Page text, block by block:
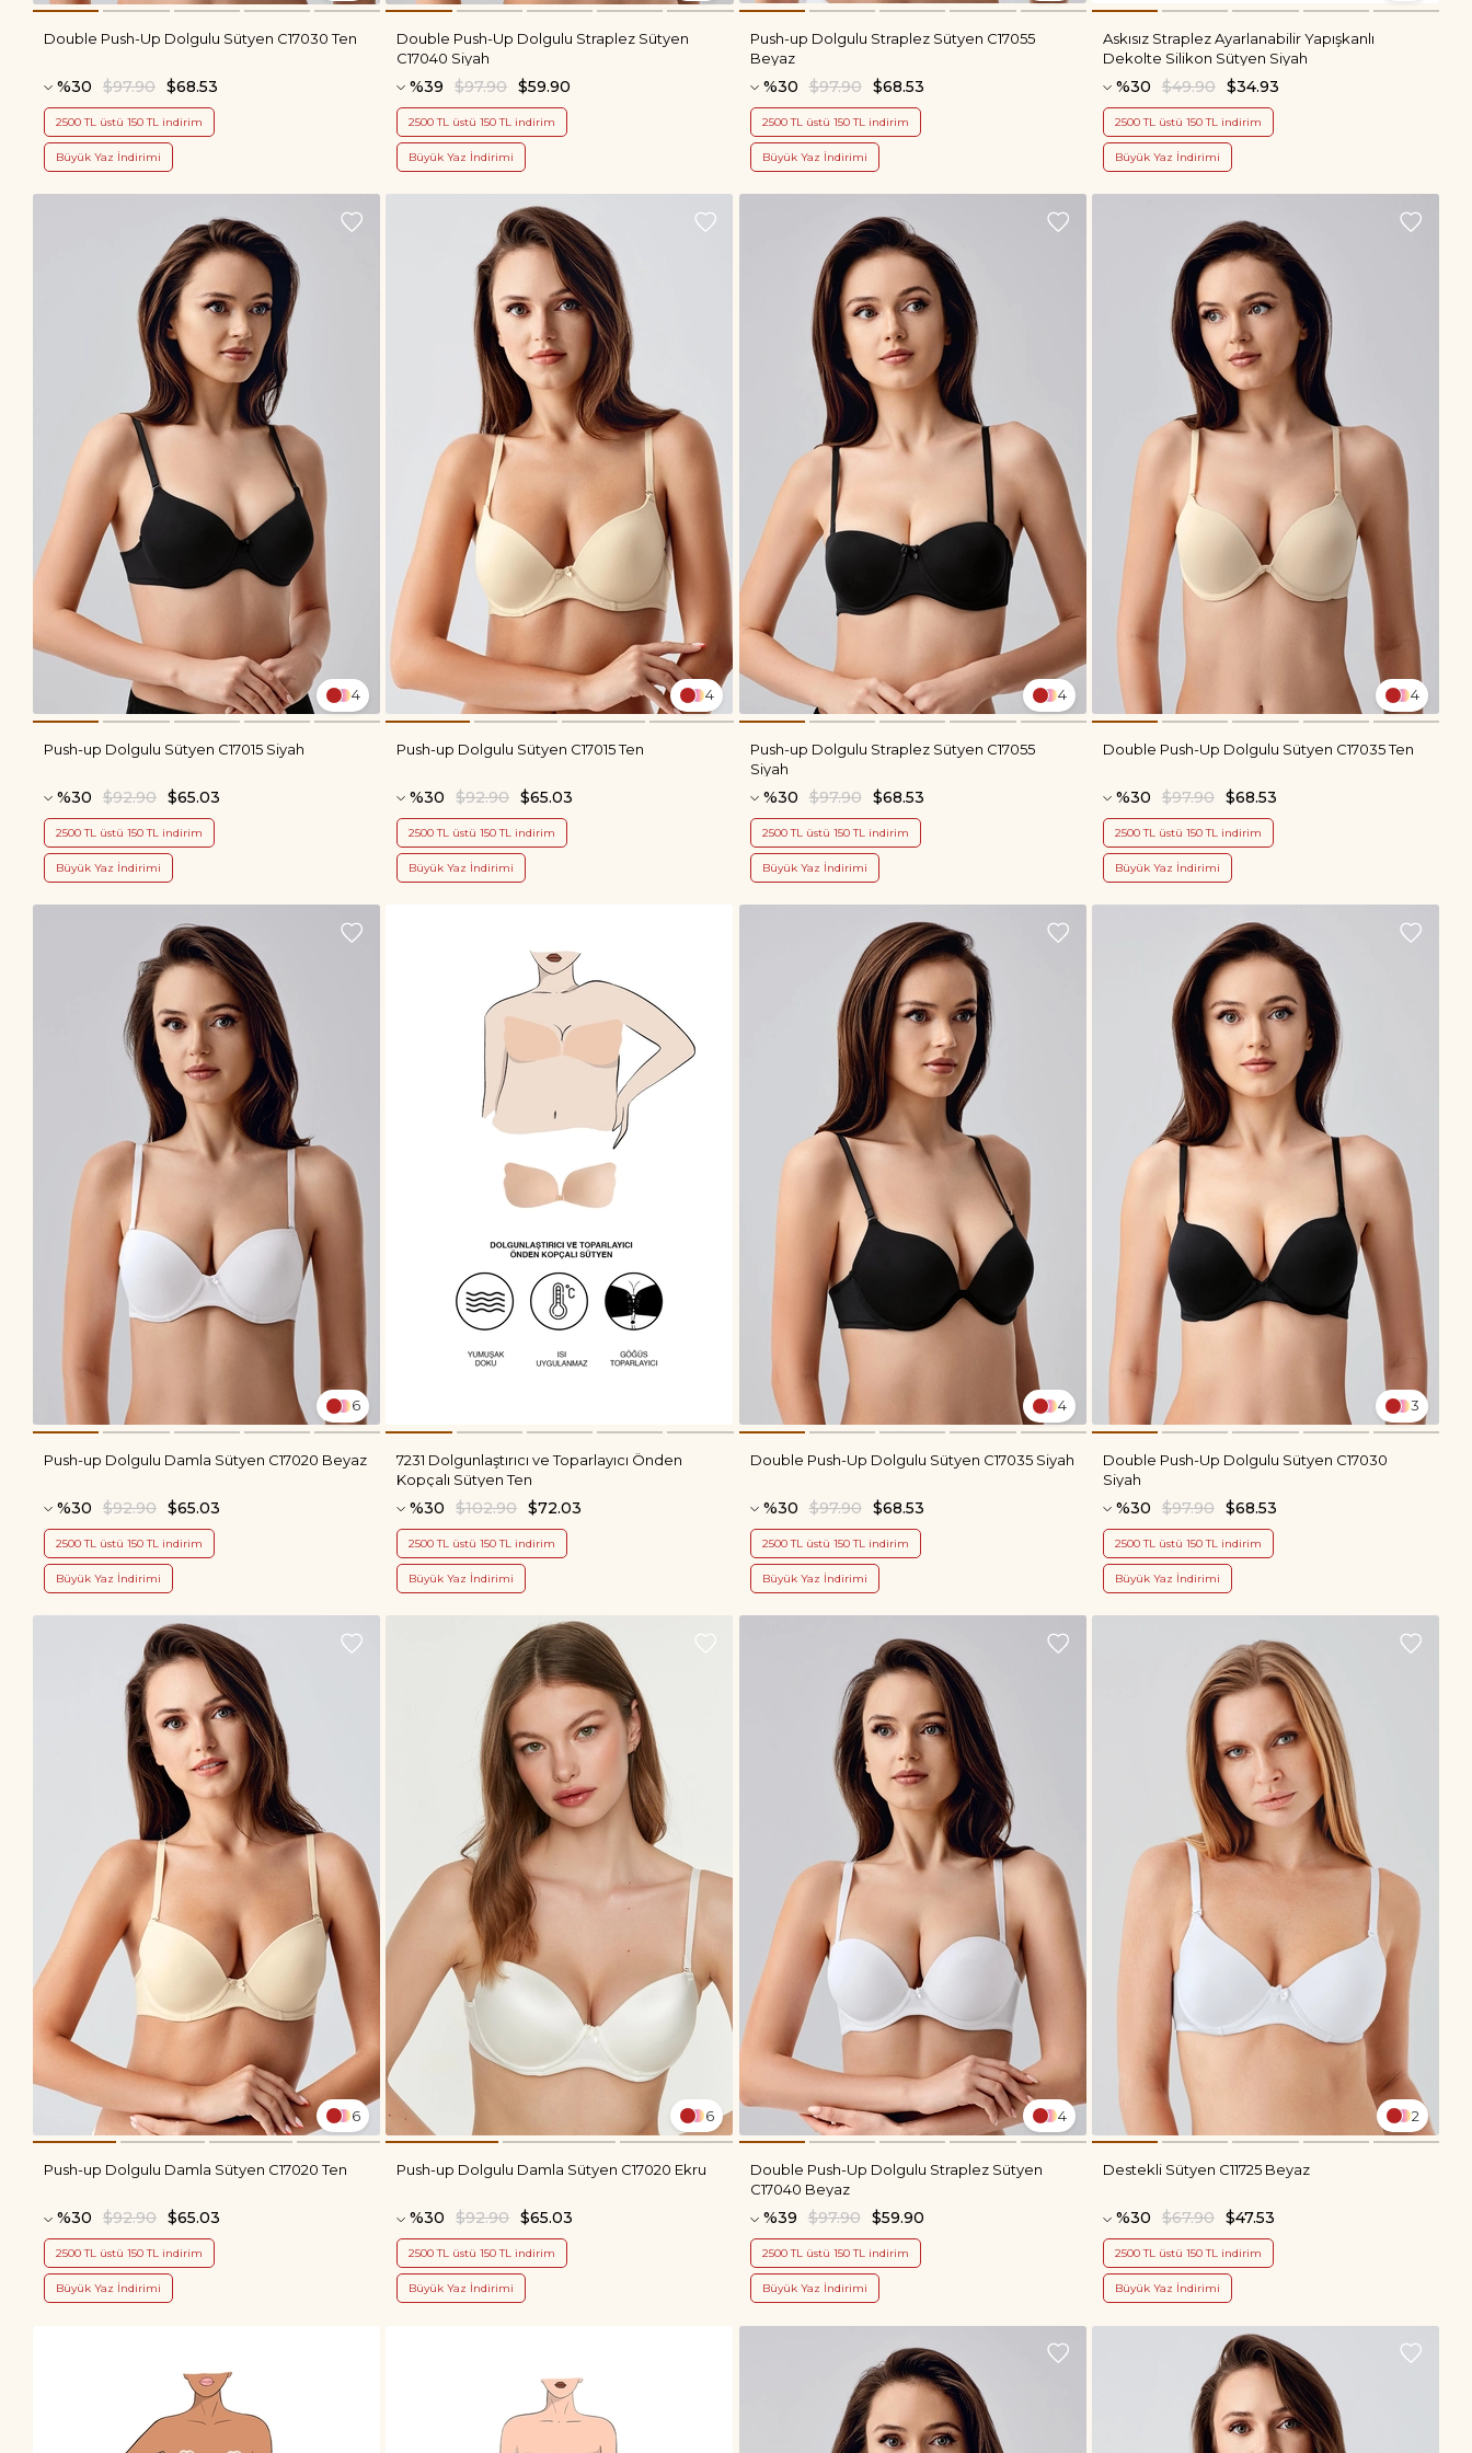
Double Push-Up Dolgulu Sütyen C17030 Ten
%30 $68.53
$97.90
2500 TL üstü 150 TL indirim
Büyük Yaz İndirimi
Double Push-Up Dolgulu Straplez Sütyen
C17040 Siyah
%39 $59.90
$97.90
2500 TL üstü 150 TL indirim
Büyük Yaz İndirimi
Push-up Dolgulu Straplez Sütyen C17055
Beyaz
%30 $68.53
$97.90
2500 TL üstü 150 TL indirim
Büyük Yaz İndirimi
Askısız Straplez Ayarlanabilir Yapışkanlı
Dekolte Silikon Sütyen Siyah
%30 $34.93
$49.90
2500 TL üstü 150 TL indirim
Büyük Yaz İndirimi
4
Push-up Dolgulu Sütyen C17015 Siyah
%30 $65.03
$92.90
2500 TL üstü 150 TL indirim
Büyük Yaz İndirimi
4
Push-up Dolgulu Sütyen C17015 Ten
%30 $65.03
$92.90
2500 TL üstü 150 TL indirim
Büyük Yaz İndirimi
4
Push-up Dolgulu Straplez Sütyen C17055
Siyah
%30 $68.53
$97.90
2500 TL üstü 150 TL indirim
Büyük Yaz İndirimi
4
Double Push-Up Dolgulu Sütyen C17035 Ten
%30 $68.53
$97.90
2500 TL üstü 150 TL indirim
Büyük Yaz İndirimi
6
Push-up Dolgulu Damla Sütyen C17020 Beyaz
%30 $65.03
$92.90
2500 TL üstü 150 TL indirim
Büyük Yaz İndirimi
7231 Dolgunlaştırıcı ve Toparlayıcı Önden
Kopçalı Sütyen Ten
%30 $72.03
$102.90
2500 TL üstü 150 TL indirim
Büyük Yaz İndirimi
4
Double Push-Up Dolgulu Sütyen C17035 Siyah
%30 $68.53
$97.90
2500 TL üstü 150 TL indirim
Büyük Yaz İndirimi
3
Double Push-Up Dolgulu Sütyen C17030
Siyah
%30 $68.53
$97.90
2500 TL üstü 150 TL indirim
Büyük Yaz İndirimi
6
Push-up Dolgulu Damla Sütyen C17020 Ten
%30 $65.03
$92.90
2500 TL üstü 150 TL indirim
Büyük Yaz İndirimi
6
Push-up Dolgulu Damla Sütyen C17020 Ekru
%30 $65.03
$92.90
2500 TL üstü 150 TL indirim
Büyük Yaz İndirimi
4
Double Push-Up Dolgulu Straplez Sütyen
C17040 Beyaz
%39 $59.90
$97.90
2500 TL üstü 150 TL indirim
Büyük Yaz İndirimi
2
Destekli Sütyen C11725 Beyaz
%30 $47.53
$67.90
2500 TL üstü 150 TL indirim
Büyük Yaz İndirimi